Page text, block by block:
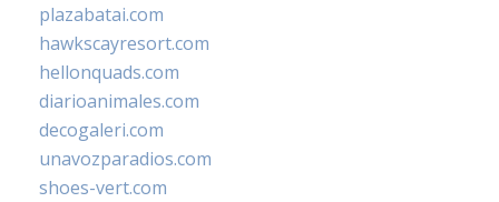
plazabatai.com
hawkscayresort.com
hellonquads.com
diarioanimales.com
decogaleri.com
unavozparadios.com
shoes-vert.com